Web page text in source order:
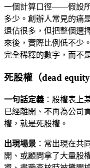
一個計算口徑——假設
多少。創辦人常見的痛
還佔很多，但把整個選
來後，實際比例低不少
完全稀釋的數字，而不
死股權（dead equity
一句話定義 ：股權表上
已經離開、不再為公
權，就是死股權。
出現場景 ：常出現在共
開、或顧問拿了大量股